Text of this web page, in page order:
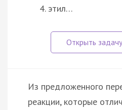
этил…
Из предложенного
реакции, которые